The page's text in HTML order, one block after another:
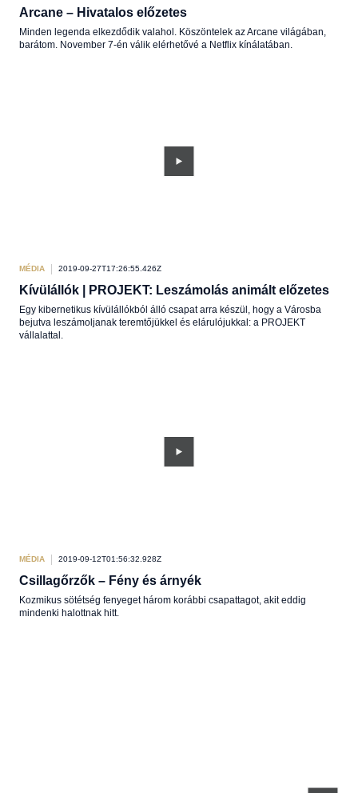
Arcane – Hivatalos előzetes
Minden legenda elkezdődik valahol. Köszöntelek az Arcane világában,
barátom. November 7-én válik elérhetővé a Netflix kínálatában.
MÉDIA 2019-09-27T17:26:55.426Z
Kívülállók | PROJEKT: Leszámolás animált előzetes
Egy kibernetikus kívülállókból álló csapat arra készül, hogy a Városba
bejutva leszámoljanak teremtőjükkel és elárulójukkal: a PROJEKT
vállalattal.
MÉDIA 2019-09-12T01:56:32.928Z
Csillagőrzők – Fény és árnyék
Kozmikus sötétség fenyeget három korábbi csapattagot, akit eddig
mindenki halottnak hitt.